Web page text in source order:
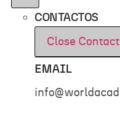
CONTACTOS
Close
EMAIL